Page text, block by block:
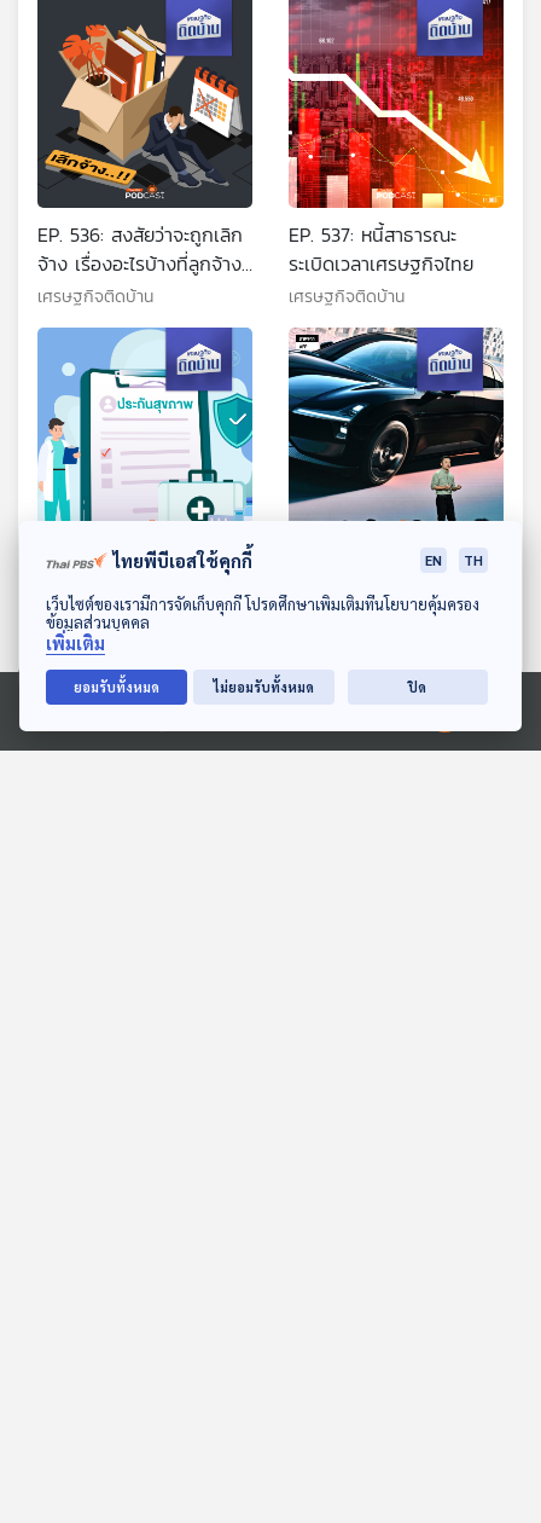
ดาวน์โหลด Thai PBS Podcast Application
Ⓒ 2020 องค์การกระจายเสียงและแพร่ภาพสาธารณะแห่งประเทศไทย
EP. 536: สงสัยว่าจะถูกเลิก
จ้าง เรื่องอะไรบ้างที่ลูกจ้าง
ต้องรู้ ก่อนถูกเลิกจ้างจริง
เศรษฐกิจติดบ้าน
EP. 537: หนี้สาธารณะ
ระเบิดเวลาเศรษฐกิจไทย
เศรษฐกิจติดบ้าน
EP. 538: ซื้อประกันสุขภาพ
อย่างไร ให้คุ้มค่ากับเงินที่
จ่ายไป
เศรษฐกิจติดบ้าน
EP. 539: รถยนต์ไฟฟ้าจีน
ลดราคาซะน่าตกใจ ยังน่าซื้อ
ตอนที่เกี่ยวข้อง
ไทยพีบีเอสใช้คุกกี้ EN TH
เว็บไซต์ของเรามีการจัดเก็บคุกกี้ โปรดศึกษาเพิ่มเติมที่นโยบายคุ้มครอง
ข้อมูลส่วนบุคคล
เพิ่มเติม
ยอมรับทั้งหมด ไม่ยอมรับทั้งหมด ปิด